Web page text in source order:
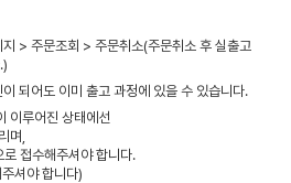
> 주문조회 > 주문취소(주문취소 후 실출고
되어도 이미 출고 과정에 있을 수 있습니다.
이루어진 상태에선
며,
접수해주셔야 합니다.
셔야 합니다)